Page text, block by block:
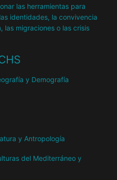
las herramientas para
identidades, la convivencia
las migraciones o las crisis
y Demografía
y Antropología
del Mediterráneo y